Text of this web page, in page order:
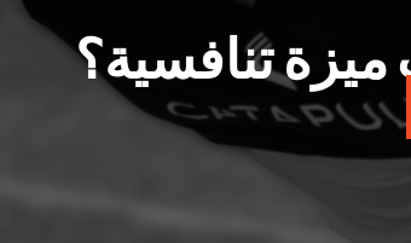
تنافسية؟